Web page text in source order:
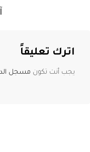
اترك تعليقاً
يجب أنت تكون مسجل